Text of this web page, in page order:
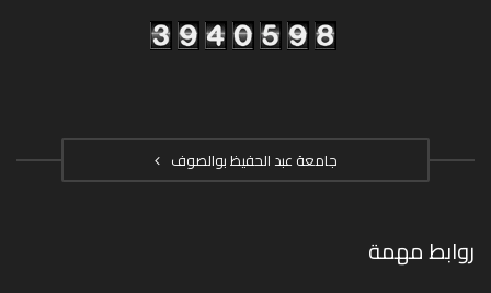
جامعة عبد الحفيظ بوالصوف
روابط مهمة